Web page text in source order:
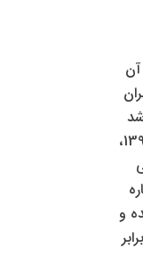
قیمت مسکن بدون اجاره در بازه 1393 الی 1398،
الی
و